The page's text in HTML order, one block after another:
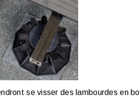
se visser des lambourdes en